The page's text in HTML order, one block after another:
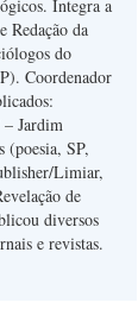
Integra a
Redação da
do
Coordenador
– Jardim
(poesia, SP,
Limiar,
de
diversos
e revistas.